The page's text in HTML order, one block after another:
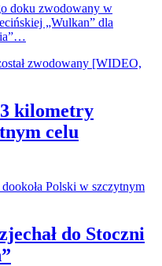
doku zwodowany w
„Wulkan” dla
kilometry
celu
do Stoczni